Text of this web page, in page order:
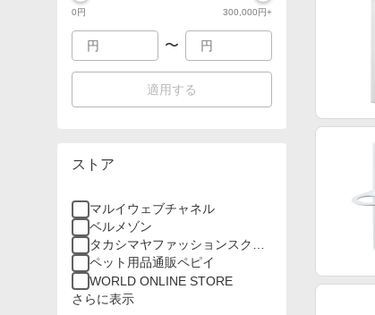
0円 300,000円+
〜
適用する
ストア
マルイウェブチャネル
ベルメゾン
タカシマヤファッションスクエ
ア
ペット用品通販ペピイ
WORLD ONLINE STORE
さらに表示